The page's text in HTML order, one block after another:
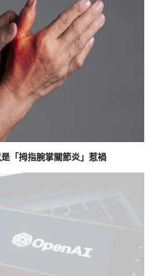
「拇指腕掌關節炎」惹禍